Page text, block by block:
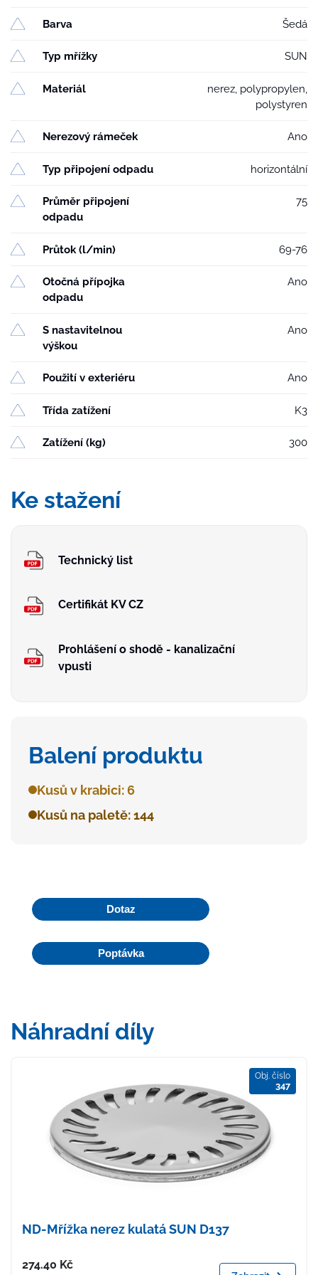
Barva Šedá
Typ mřížky SUN
Materiál
nerez, polypropylen,
polystyren
Nerezový rámeček Ano
Typ připojení odpadu horizontální
Průměr připojení
odpadu
75
Průtok (l/min) 69-76
Otočná přípojka
odpadu
Ano
S nastavitelnou
výškou
Ano
Použití v exteriéru Ano
Třída zatížení K3
Zatížení (kg) 300
Ke stažení
Technický list
Certifikát KV CZ
Prohlášení o shodě - kanalizační
vpusti
Balení produktu
Kusů v krabici: 6
Kusů na paletě: 144
Dotaz
Poptávka
Náhradní díly
Obj. číslo
347
ND-Mřížka nerez kulatá SUN D137
Cena
274.40 Kč